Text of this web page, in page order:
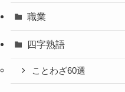
職業
四字熟語
ことわざ60選